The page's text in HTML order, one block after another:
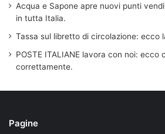
Acqua e Sapone apre nuovi punti
in tutta Italia.
Tassa sul libretto di circolazione: ecco
POSTE ITALIANE lavora con noi: ecco
correttamente.
Pagine